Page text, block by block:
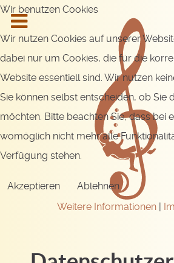
Wir benutzen Cookies
Wir nutzen Cookies auf unserer
dabei nur um Cookies, die für die
Website essentiell sind. Wir nutzen
Sie können selbst entscheiden, ob Sie
möchten. Bitte beachten Sie, dass bei
womöglich nicht mehr alle
Verfügung stehen.
Akzeptieren
Ablehnen
Weitere Informationen|